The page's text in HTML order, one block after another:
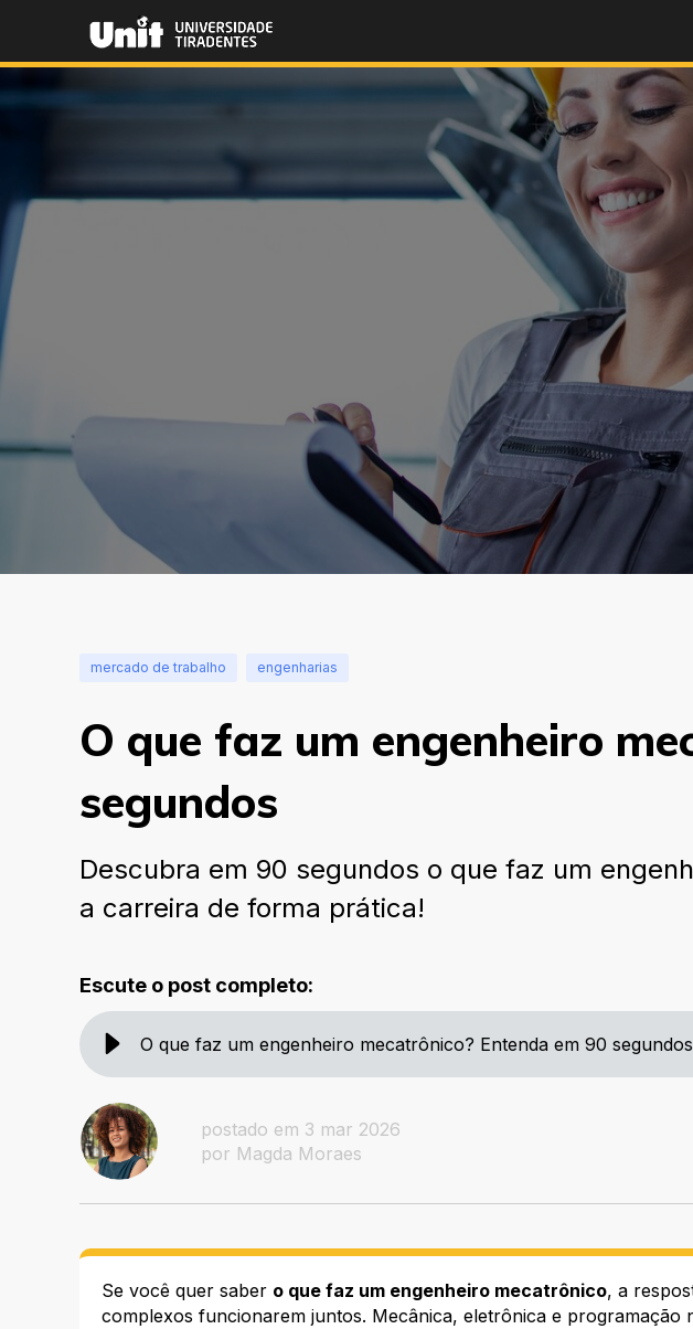
mercado de trabalho engenharias
O que faz um engenheiro
segundos
Descubra em 90 segundos o que faz um
a carreira de forma prática!
Escute o post completo:
O que faz um engenheiro mecatrônico? Entenda em 90 segundos
postado em 3 mar 2026
por Magda Moraes
Se você quer saber o que faz um engenheiro mecatrônico, a
complexos funcionarem juntos. Mecânica, eletrônica e programação